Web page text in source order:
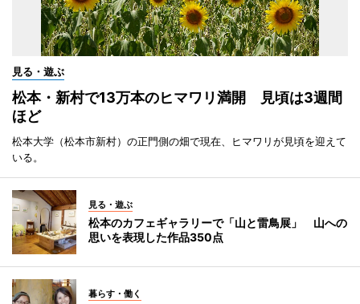
見る・遊ぶ
松本・新村で13万本のヒマワリ満開 見頃は3週間
ほど
松本大学（松本市新村）の正門側の畑で現在、ヒマワリが見頃を迎えて
いる。
見る・遊ぶ
松本のカフェギャラリーで「山と雷鳥展」 山への
思いを表現した作品350点
暮らす・働く